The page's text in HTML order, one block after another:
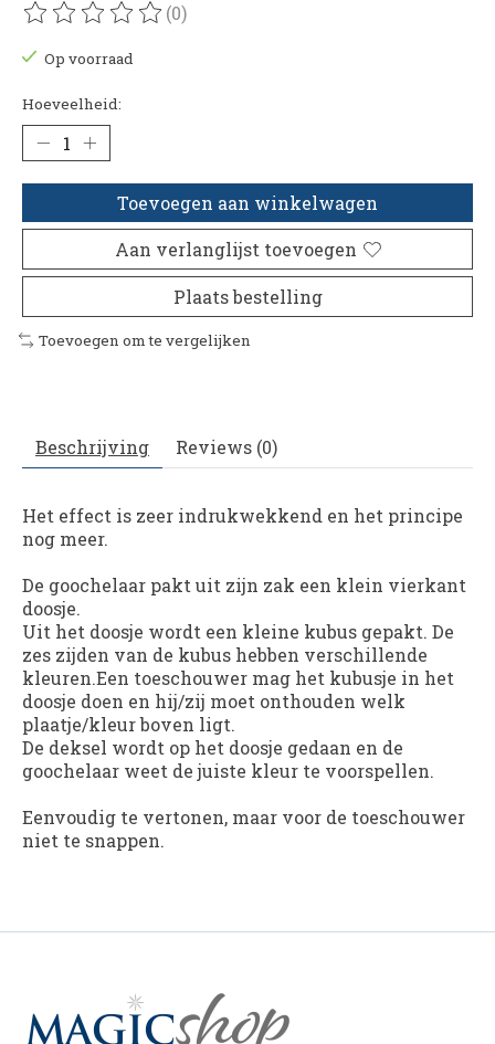
De beoordeling van dit product is
(0)
Op voorraad
Hoeveelheid:
Toevoegen aan winkelwagen
Aan verlanglijst toevoegen
Plaats bestelling
Toevoegen om te vergelijken
Beschrijving Reviews (0)
Het effect is zeer indrukwekkend en het principe
nog meer.
De goochelaar pakt uit zijn zak een klein vierkant
doosje.
Uit het doosje wordt een kleine kubus gepakt. De
zes zijden van de kubus hebben verschillende
kleuren.Een toeschouwer mag het kubusje in het
doosje doen en hij/zij moet onthouden welk
plaatje/kleur boven ligt.
De deksel wordt op het doosje gedaan en de
goochelaar weet de juiste kleur te voorspellen.
Eenvoudig te vertonen, maar voor de toeschouwer
niet te snappen.